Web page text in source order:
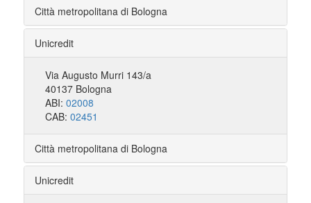
Città metropolitana di Bologna
Unicredit
Via Augusto Murri 143/a
40137 Bologna
ABI: 02008
CAB: 02451
Città metropolitana di Bologna
Unicredit